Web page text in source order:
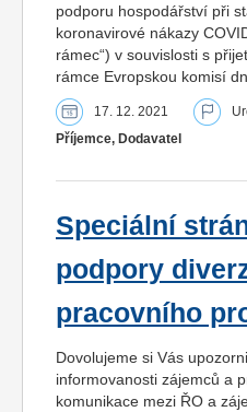
podporu hospodářství při
koronavirové nákazy
rámec“) v souvislosti s
rámce Evropskou komisí
17. 12. 2021
Příjemce, Dodavatel
Speciální
podpory
pracovního
Dovolujeme si Vás
informovanosti zájemců a
komunikace mezi ŘO a